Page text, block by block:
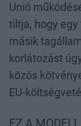
Unió
tiltja, hogy
másik
korlátozást
közös
EU-